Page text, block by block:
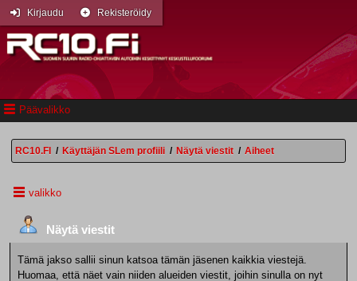
Päävalikko
Kirjaudu Rekisteröidy
RC10.FI / Käyttäjän SLem profiili / Näytä viestit / Aiheet
valikko
Näytä viestit
Tämä jakso sallii sinun katsoa tämän jäsenen kaikkia viestejä.
Huomaa, että näet vain niiden alueiden viestit, joihin sinulla on nyt